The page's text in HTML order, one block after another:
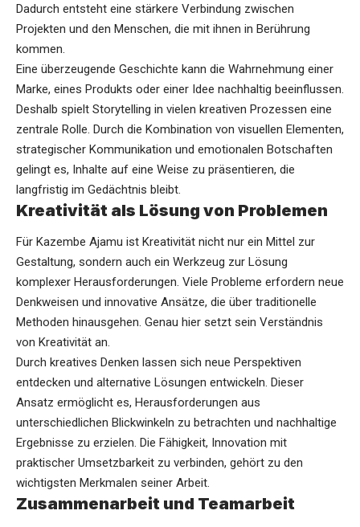
Dadurch entsteht eine stärkere Verbindung zwischen
Projekten und den Menschen, die mit ihnen in Berührung
kommen.
Eine überzeugende Geschichte kann die Wahrnehmung einer
Marke, eines Produkts oder einer Idee nachhaltig beeinflussen.
Deshalb spielt Storytelling in vielen kreativen Prozessen eine
zentrale Rolle. Durch die Kombination von visuellen Elementen,
strategischer Kommunikation und emotionalen Botschaften
gelingt es, Inhalte auf eine Weise zu präsentieren, die
langfristig im Gedächtnis bleibt.
Kreativität als Lösung von Problemen
Für Kazembe Ajamu ist Kreativität nicht nur ein Mittel zur
Gestaltung, sondern auch ein Werkzeug zur Lösung
komplexer Herausforderungen. Viele Probleme erfordern neue
Denkweisen und innovative Ansätze, die über traditionelle
Methoden hinausgehen. Genau hier setzt sein Verständnis
von Kreativität an.
Durch kreatives Denken lassen sich neue Perspektiven
entdecken und alternative Lösungen entwickeln. Dieser
Ansatz ermöglicht es, Herausforderungen aus
unterschiedlichen Blickwinkeln zu betrachten und nachhaltige
Ergebnisse zu erzielen. Die Fähigkeit, Innovation mit
praktischer Umsetzbarkeit zu verbinden, gehört zu den
wichtigsten Merkmalen seiner Arbeit.
Zusammenarbeit und Teamarbeit